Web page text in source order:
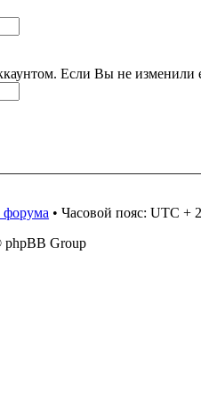
Если Вы не изменили
форума • Часовой пояс: UTC +
phpBB Group